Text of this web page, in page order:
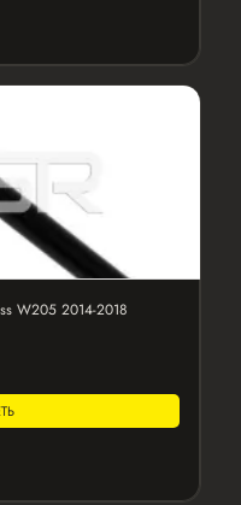
W205 2014-2018